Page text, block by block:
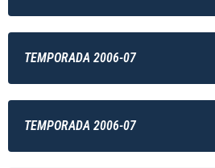
TEMPORADA 2006-07
TEMPORADA 2006-07